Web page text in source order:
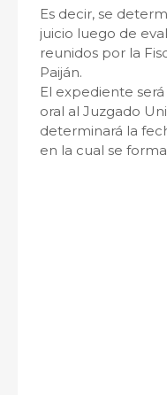
Es decir, se
juicio luego de
reunidos por la
Paiján.
El expediente
oral al Juzgado
determinará la
en la cual se